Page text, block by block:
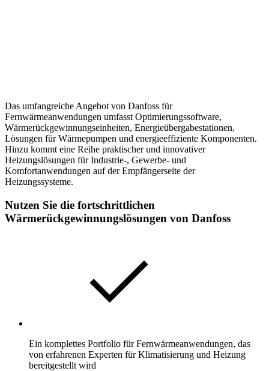
Das umfangreiche Angebot von Danfoss für
Fernwärmeanwendungen umfasst Optimierungssoftware,
Wärmerückgewinnungseinheiten, Energieübergabestationen,
Lösungen für Wärmepumpen und energieeffiziente Komponenten.
Hinzu kommt eine Reihe praktischer und innovativer
Heizungslösungen für Industrie-, Gewerbe- und
Komfortanwendungen auf der Empfängerseite der
Heizungssysteme.
Nutzen Sie die fortschrittlichen
Wärmerückgewinnungslösungen von Danfoss
Ein komplettes Portfolio für Fernwärmeanwendungen, das
von erfahrenen Experten für Klimatisierung und Heizung
bereitgestellt wird